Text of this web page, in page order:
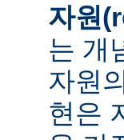
자원
는 개
자원
현은